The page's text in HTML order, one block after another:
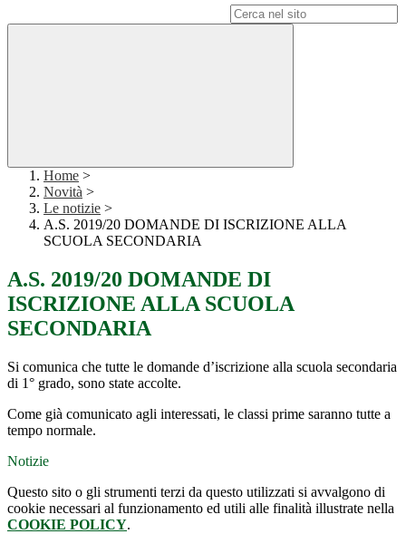
Home >
Novità >
Le notizie >
A.S. 2019/20 DOMANDE DI ISCRIZIONE ALLA
SCUOLA SECONDARIA
A.S. 2019/20 DOMANDE DI
ISCRIZIONE ALLA SCUOLA
SECONDARIA
Si comunica che tutte le domande d’iscrizione alla scuola secondaria
di 1° grado, sono state accolte.
Come già comunicato agli interessati, le classi prime saranno tutte a
tempo normale.
Notizie
Questo sito o gli strumenti terzi da questo utilizzati si avvalgono di
cookie necessari al funzionamento ed utili alle finalità illustrate nella
COOKIE POLICY.